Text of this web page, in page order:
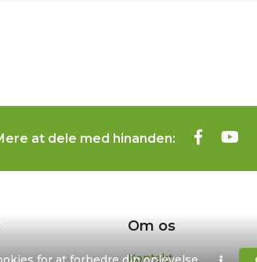
at dele med hinanden:
Om os
Kontakt